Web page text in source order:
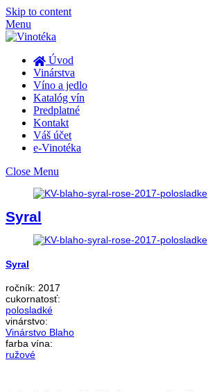
Skip to content
Menu
Úvod
Vinárstva
Víno a jedlo
Katalóg vín
Predplatné
Kontakt
Váš účet
e-Vinotéka
Close Menu
Syral
Syral
ročník: 2017
cukornatosť:
polosladké
vinárstvo:
Vinárstvo Blaho
farba vína:
ružové